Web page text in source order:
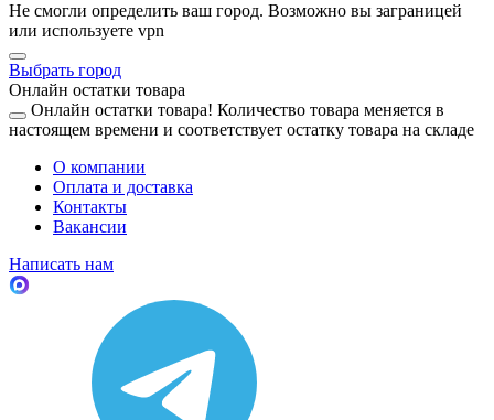
Не смогли определить ваш город. Возможно вы заграницей
или используете vpn
Выбрать город
Онлайн остатки товара
Онлайн остатки товара! Количество товара меняется в
настоящем времени и соответствует остатку товара на складе
О компании
Оплата и доставка
Контакты
Вакансии
Написать нам